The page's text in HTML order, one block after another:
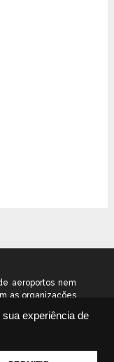
experiência de
aeroportos nem
as organizações
voltado ao
os direitos